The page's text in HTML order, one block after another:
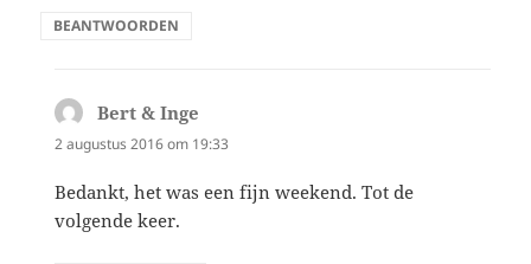
BEANTWOORDEN
Bert & Inge
2 augustus 2016 om 19:33
Bedankt, het was een fijn weekend. Tot de
volgende keer.